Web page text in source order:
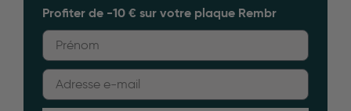
Profiter de -10 € sur votre plaque Rembr